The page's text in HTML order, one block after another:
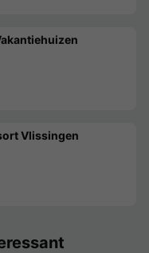
Vlissingen